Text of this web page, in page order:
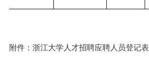
附件： 浙江大学人才招聘应聘人员登记表